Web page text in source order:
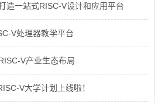
造一站式RISC-V设计和应用平台
V处理器教学平台
V产业生态布局
V大学计划上线啦！